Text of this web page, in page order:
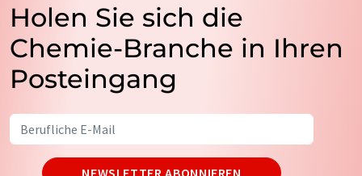
Holen Sie sich die
Chemie-Branche in Ihren
Posteingang
NEWSLETTER ABONNIEREN